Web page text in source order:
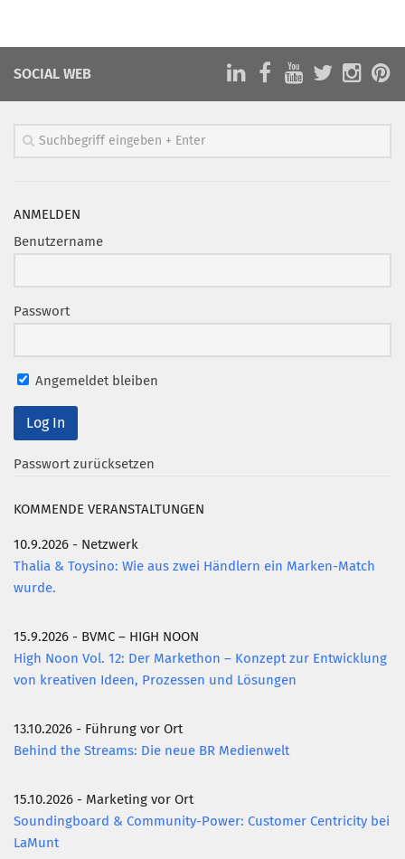
SOCIAL WEB
ANMELDEN
Benutzername
Passwort
Angemeldet bleiben
Passwort zurücksetzen
KOMMENDE VERANSTALTUNGEN
10.9.2026 - Netzwerk
Thalia & Toysino: Wie aus zwei Händlern ein Marken-Match
wurde.
15.9.2026 - BVMC – HIGH NOON
High Noon Vol. 12: Der Markethon – Konzept zur Entwicklung
von kreativen Ideen, Prozessen und Lösungen
13.10.2026 - Führung vor Ort
Behind the Streams: Die neue BR Medienwelt
15.10.2026 - Marketing vor Ort
Soundingboard & Community-Power: Customer Centricity bei
LaMunt